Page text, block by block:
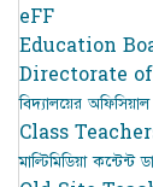
eFF
Education
Directorate
বিদ্যালয়ের
Class
মাল্টিমিডিয়া কন্টেন্ট